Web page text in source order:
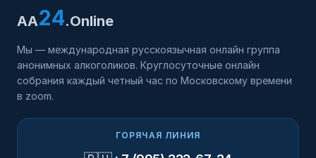
AA24.Online
Мы — международная русскоязычная онлайн группа
анонимных алкоголиков. Круглосуточные онлайн
собрания каждый четный час по Московскому времени
в zoom.
ГОРЯЧАЯ ЛИНИЯ